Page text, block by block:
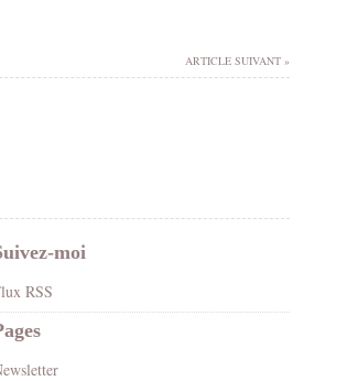
ARTICLE SUIVANT »
moi
RSS